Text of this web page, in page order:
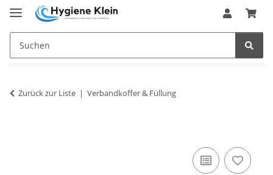
Zurück zur Liste Verbandkoffer & Füllung